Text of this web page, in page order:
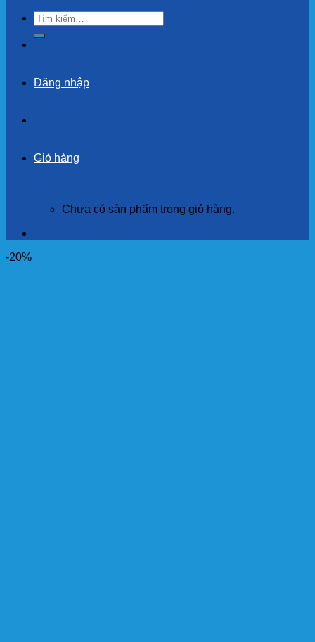
Tìm
kiếm:
Đăng nhập
Giỏ hàng
Chưa có sản phẩm trong giỏ hàng.
-20%